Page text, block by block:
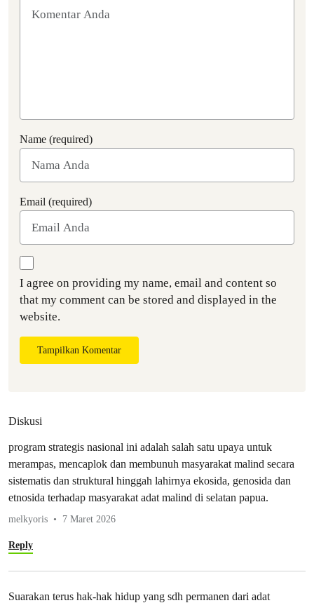
Name (required)
Email (required)
I agree on providing my name, email and content so
that my comment can be stored and displayed in the
website.
Tampilkan Komentar
Diskusi
program strategis nasional ini adalah salah satu upaya untuk
merampas, mencaplok dan membunuh masyarakat malind secara
sistematis dan struktural hinggah lahirnya ekosida, genosida dan
etnosida terhadap masyarakat adat malind di selatan papua.
melkyoris 7 Maret 2026
Reply
Suarakan terus hak-hak hidup yang sdh permanen dari adat